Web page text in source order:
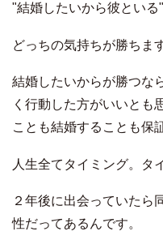
"結婚したいから彼とい
どっちの気持ちが勝ちま
結婚したいからが勝つな
く行動した方がいいとも
ことも結婚することも保
人生全てタイミング。タ
２年後に出会っていたら
性だってあるんです。